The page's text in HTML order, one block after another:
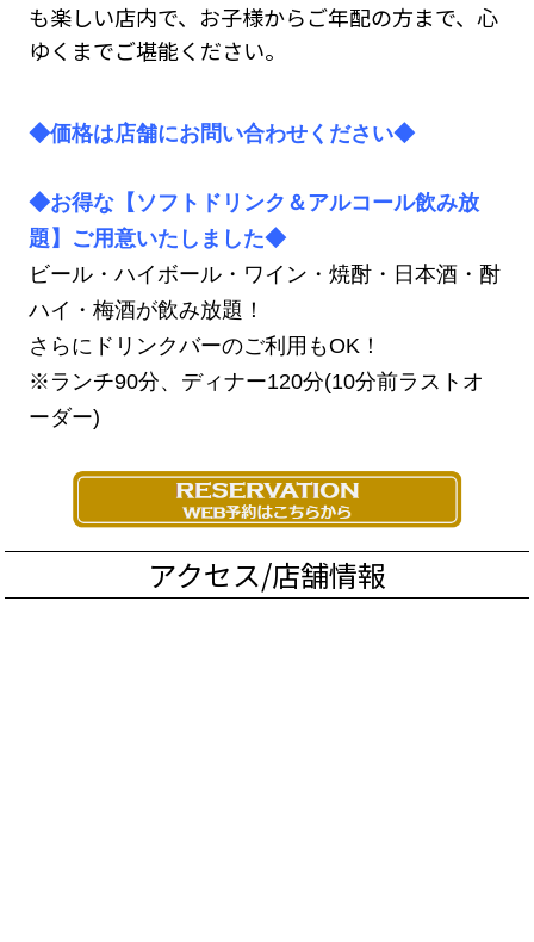
も楽しい店内で、お子様からご年配の方まで、心
ゆくまでご堪能ください。
◆価格は店舗にお問い合わせください◆
◆お得な【ソフトドリンク＆アルコール飲み放
題】ご用意いたしました◆
ビール・ハイボール・ワイン・焼酎・日本酒・酎
ハイ・梅酒が飲み放題！
さらにドリンクバーのご利用もOK！
※ランチ90分、ディナー120分(10分前ラストオ
ーダー)
アクセス/店舗情報